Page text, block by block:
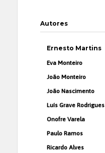
Autores
Ernesto Martins
Eva Monteiro
João Monteiro
João Nascimento
Luís Grave Rodrigues
Onofre Varela
Paulo Ramos
Ricardo Alves